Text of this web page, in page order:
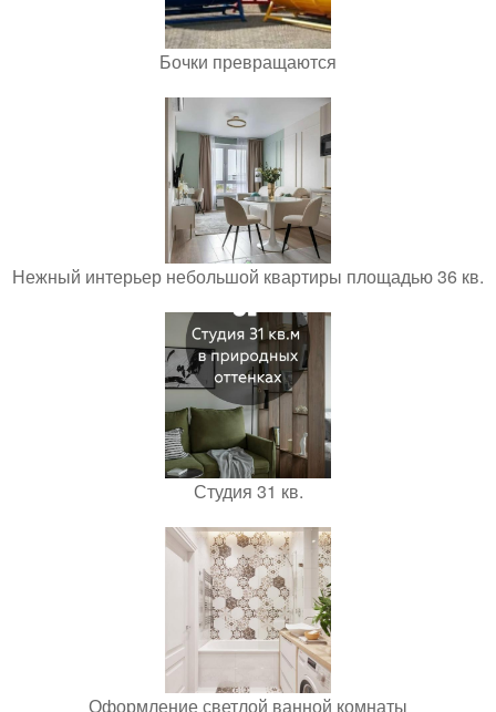
Бочки превращаются
Нежный интерьер небольшой квартиры площадью 36 кв.
Студия 31 кв.
Оформление светлой ванной комнаты